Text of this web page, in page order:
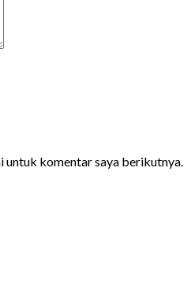
untuk komentar saya berikutnya.